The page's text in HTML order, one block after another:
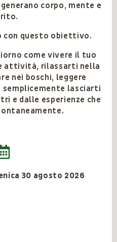
corpo, mente e
con questo obiettivo.
come vivere il tuo
attività, rilassarti nella
nei boschi, leggere
semplicemente lasciarti
e dalle esperienze che
30 agosto 2026